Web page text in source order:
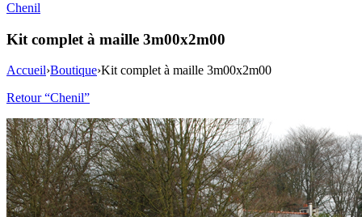
Chenil
Kit complet à maille 3m00x2m00
Accueil›Boutique›Kit complet à maille 3m00x2m00
Retour “Chenil”